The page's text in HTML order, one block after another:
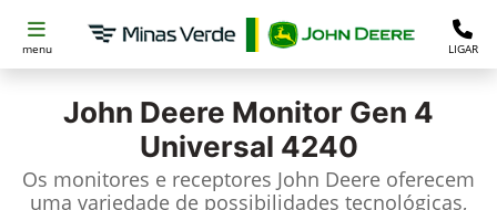
menu LIGAR
John Deere Monitor Gen 4
Universal 4240
Os monitores e receptores John Deere oferecem
uma variedade de possibilidades tecnológicas,